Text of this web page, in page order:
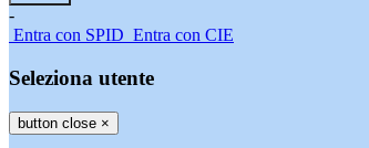
-
Entra con SPID Entra con CIE
Seleziona utente
button close ×